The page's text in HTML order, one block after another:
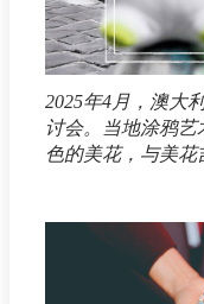
2025年4月，澳大
讨会。当地涂鸦
色的美花，与美花